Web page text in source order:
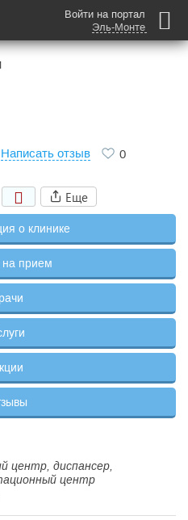
Войти на портал
Эль-Монте
Написать отзыв
0
Еще
о клинике
на прием
центр, диспансер,
центр